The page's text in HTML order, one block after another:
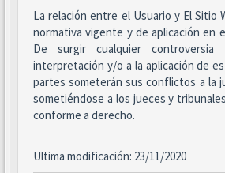
La relación entre el Usuario y El Sitio
normativa vigente y de aplicación en
De surgir cualquier
interpretación y/o a la aplicación de
partes someterán sus conflictos a la
sometiéndose a los jueces y
conforme a derecho.
Ultima modificación: 23/11/2020